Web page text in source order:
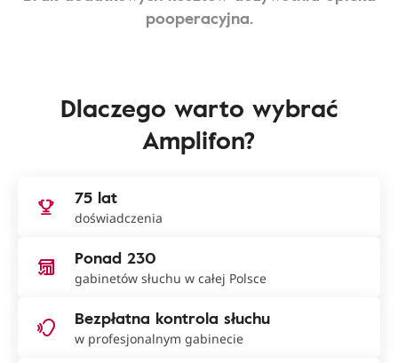
pooperacyjna.
Dlaczego warto wybrać
Amplifon?
75 lat
doświadczenia
Ponad 230
gabinetów słuchu w całej Polsce
Bezpłatna kontrola słuchu
w profesjonalnym gabinecie